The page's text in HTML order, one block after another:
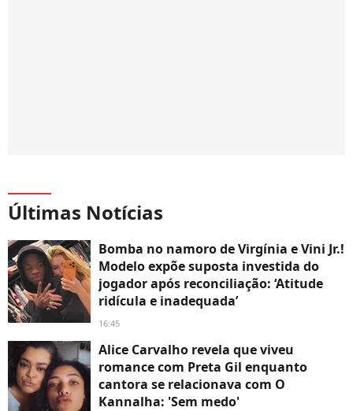
Últimas Notícias
Bomba no namoro de Virgínia e Vini Jr.!
Modelo expõe suposta investida do
jogador após reconciliação: ‘Atitude
ridícula e inadequada’
16:45
Alice Carvalho revela que viveu
romance com Preta Gil enquanto
cantora se relacionava com O
Kannalha: 'Sem medo'